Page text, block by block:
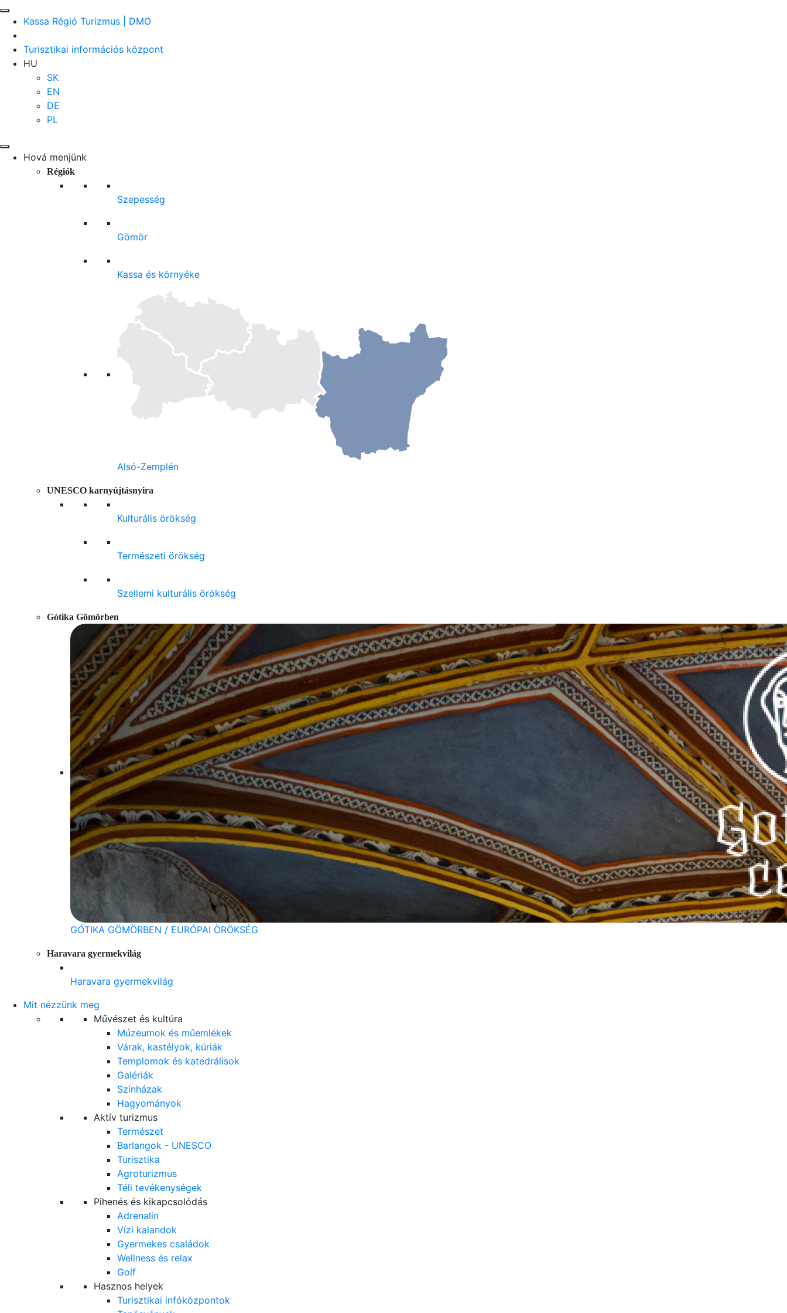
Kassa Régió Turizmus | DMO
Turisztikai információs központ
HU
SK
EN
DE
PL
Hová menjünk
Régiók
Szepesség
Gömör
Kassa és környéke
Alsó-Zemplén
UNESCO karnyújtásnyira
Kulturális örökség
Természeti örökség
Szellemi kulturális örökség
Gótika Gömörben
GÓTIKA GÖMÖRBEN / EURÓPAI ÖRÖKSÉG
Haravara gyermekvilág
Haravara gyermekvilág
Mit nézzünk meg
Művészet és kultúra
Múzeumok és műemlékek
Várak, kastélyok, kúriák
Templomok és katedrálisok
Galériák
Színházak
Hagyományok
Aktív turizmus
Természet
Barlangok - UNESCO
Turisztika
Agroturizmus
Téli tevékenységek
Pihenés és kikapcsolódás
Adrenalin
Vízi kalandok
Gyermekes családok
Wellness és relax
Golf
Hasznos helyek
Turisztikai infóközpontok